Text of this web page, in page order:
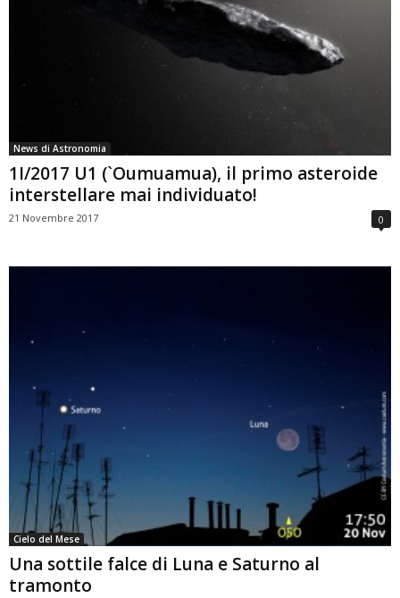
News di Astronomia
1I/2017 U1 (`Oumuamua), il primo asteroide
interstellare mai individuato!
21 Novembre 2017 0
Cielo del Mese
Una sottile falce di Luna e Saturno al
tramonto